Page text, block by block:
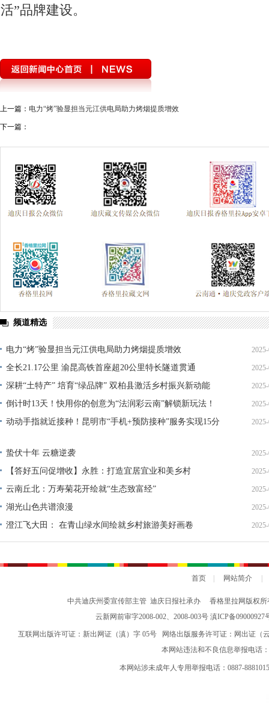
活”品牌建设。
上一篇： 电力“烤”验显担当元江供电局助力烤烟提质增效
下一篇：
频道精选
电力“烤”验显担当元江供电局助力烤烟提质增效
全长21.17公里 渝昆高铁首座超20公里特长隧道贯通
深耕“土特产” 培育“绿品牌” 双柏县激活乡村振兴新动能
倒计时13天！快用你的创意为“法润彩云南”解锁新玩法！
动动手指就近接种！昆明市“手机+预防接种”服务实现15分
蛰伏十年 云糖逆袭
【答好五问促增收】永胜：打造宜居宜业和美乡村
云南丘北：万寿菊花开绘就“生态致富经”
湖光山色共谱浪漫
澄江飞大田： 在青山绿水间绘就乡村旅游美好画卷